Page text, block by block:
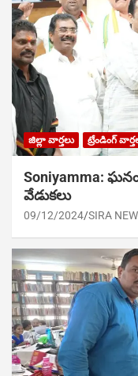
జిల్లా వార్తలు ట్రేండింగ్
Soniyamma:
వేడుక‌లు
09/12/2024 SIRA